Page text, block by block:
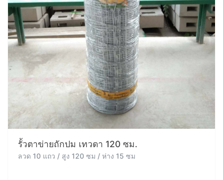
รั้วตาข่ายถักปม เทวดา 120 ซม.
ลวด 10 แถว / สูง 120 ซม / ห่าง 15 ซม